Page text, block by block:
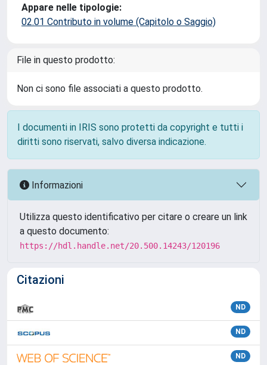
Appare nelle tipologie:
02.01 Contributo in volume (Capitolo o Saggio)
File in questo prodotto:
Non ci sono file associati a questo prodotto.
I documenti in IRIS sono protetti da copyright e tutti i
diritti sono riservati, salvo diversa indicazione.
Informazioni
Utilizza questo identificativo per citare o creare un link
a questo documento:
https://hdl.handle.net/20.500.14243/120196
Citazioni
ND
ND
ND